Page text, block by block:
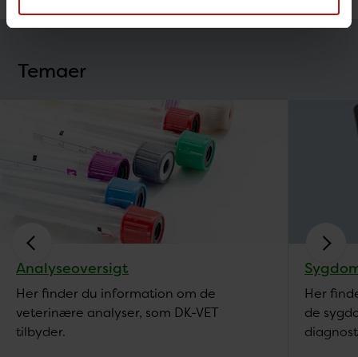
Temaer
Analyseoversigt
Her finder du information om de
veterinære analyser, som DK-VET
tilbyder.
Her
de